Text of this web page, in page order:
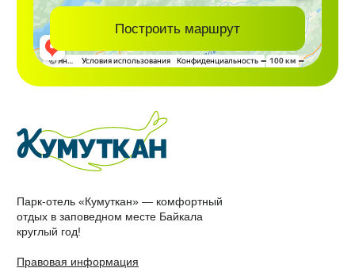
остям
Правила проживания
Как добраться
Полезная информация
© 2026 kumutkan.ru